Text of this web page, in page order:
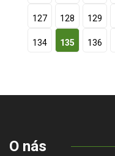
127 128 129
134 135 136
O nás